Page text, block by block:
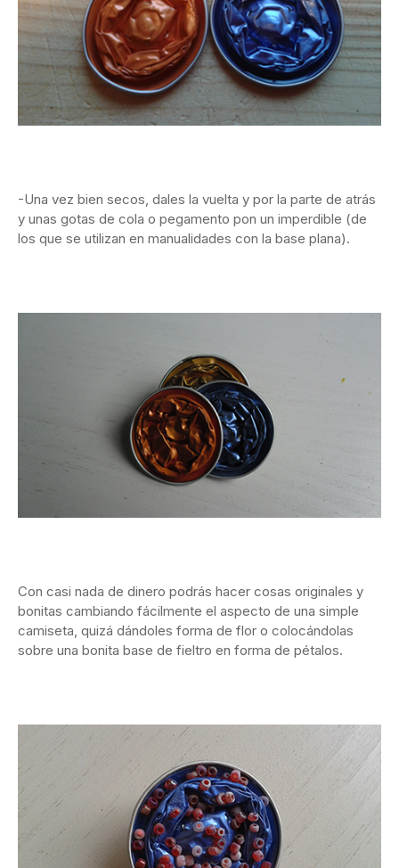
-Una vez bien secos, dales la vuelta y por la parte de atrás
y unas gotas de cola o pegamento pon un imperdible (de
los que se utilizan en manualidades con la base plana).
Con casi nada de dinero podrás hacer cosas originales y
bonitas cambiando fácilmente el aspecto de una simple
camiseta, quizá dándoles forma de flor o colocándolas
sobre una bonita base de fieltro en forma de pétalos.